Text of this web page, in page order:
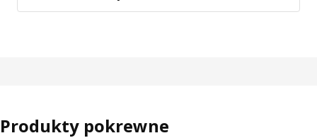
Produkty pokrewne